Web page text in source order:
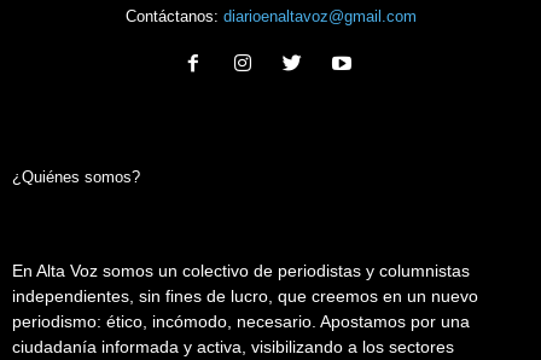
Contáctanos: diarioenaltavoz@gmail.com
¿Quiénes somos?
En Alta Voz somos un colectivo de periodistas y columnistas
independientes, sin fines de lucro, que creemos en un nuevo
periodismo: ético, incómodo, necesario. Apostamos por una
ciudadanía informada y activa, visibilizando a los sectores